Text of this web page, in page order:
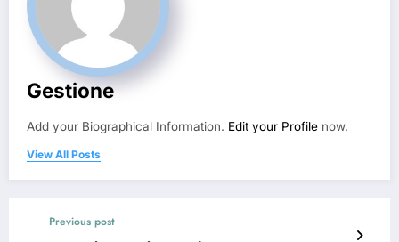
Gestione
Add your Biographical Information. Edit your Profile now.
View All Posts
Previous post